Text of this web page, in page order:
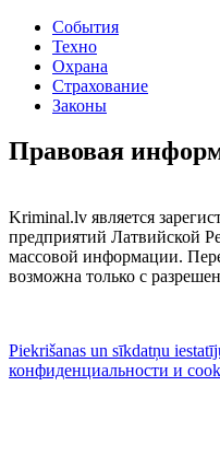
События
Техно
Охрана
Страхование
Законы
Правовая
Kriminal.lv является
предприятий Латвийской
массовой информации.
возможна только с
Piekrišanas un sīkdatņu
конфиденциальности и